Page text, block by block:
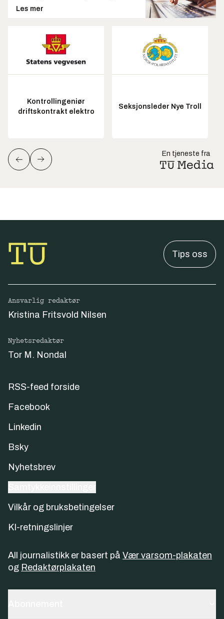
Les mer
Kontrollingeniør
driftskontrakt elektro
Seksjonsleder Nye Troll
En tjeneste fra
Tips oss
Ansvarlig redaktør
Kristina Fritsvold Nilsen
Nyhetsredaktør
Tor M. Nondal
RSS-feed forside
Facebook
Linkedin
Bsky
Nyhetsbrev
Vilkår og bruksbetingelser
KI-retningslinjer
All journalistikk er basert på Vær varsom-plakaten
og Redaktørplakaten